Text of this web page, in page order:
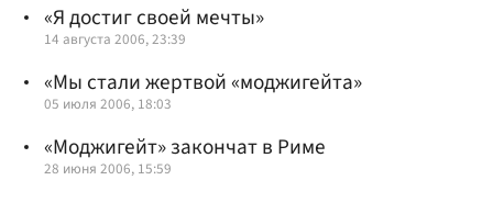
«Я достиг своей мечты»
14 августа 2006, 23:39
«Мы стали жертвой «моджигейта»
05 июля 2006, 18:03
«Моджигейт» закончат в Риме
28 июня 2006, 15:59